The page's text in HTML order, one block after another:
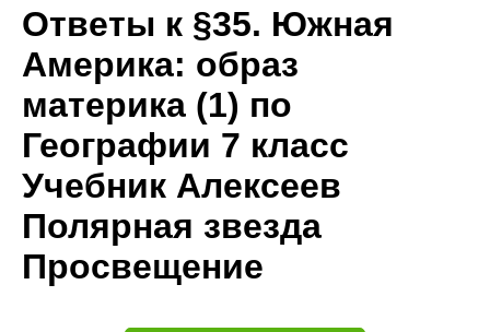
Ответы к §35. Южная
Америка: образ
материка (1) по
Географии 7 класс
Учебник Алексеев
Полярная звезда
Просвещение